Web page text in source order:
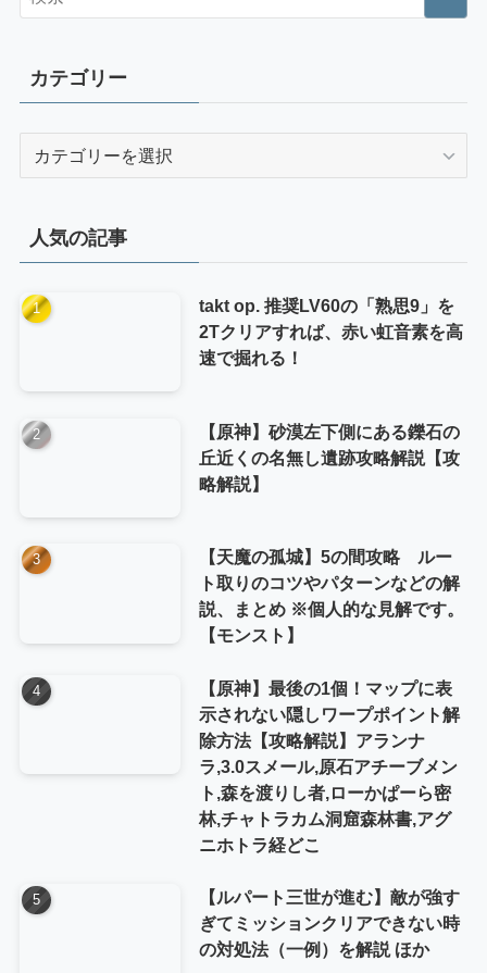
カテゴリー
ー
人気の記事
takt op. 推奨LV60の「熟思9」を
2Tクリアすれば、赤い虹音素を高
速で掘れる！
【原神】砂漠左下側にある鑠石の
丘近くの名無し遺跡攻略解説【攻
略解説】
【天魔の孤城】5の間攻略 ルー
ト取りのコツやパターンなどの解
説、まとめ ※個人的な見解です。
【モンスト】
【原神】最後の1個！マップに表
示されない隠しワープポイント解
除方法【攻略解説】アランナ
ラ,3.0スメール,原石アチーブメン
ト,森を渡りし者,ローかぱーら密
林,チャトラカム洞窟森林書,アグ
ニホトラ経どこ
【ルパート三世が進む】敵が強す
ぎてミッションクリアできない時
の対処法（一例）を解説 ほか